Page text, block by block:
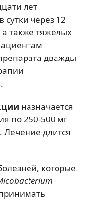
лет
через 12
а также тяжелых
дважды
назначается
по 250-500 мг
Лечение длится
которые